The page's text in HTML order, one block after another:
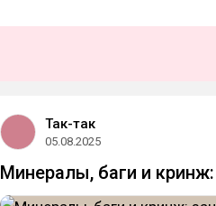
Так-так
05.08.2025
Минералы, баги и